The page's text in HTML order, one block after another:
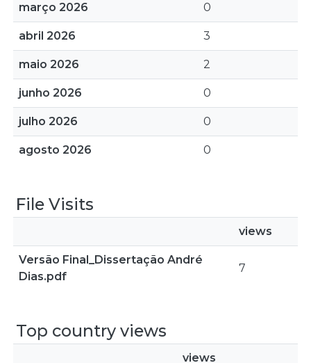
março 2026 0
abril 2026 3
maio 2026 2
junho 2026 0
julho 2026 0
agosto 2026 0
File Visits
views
Versão Final_Dissertação André
Dias.pdf
7
Top country views
views